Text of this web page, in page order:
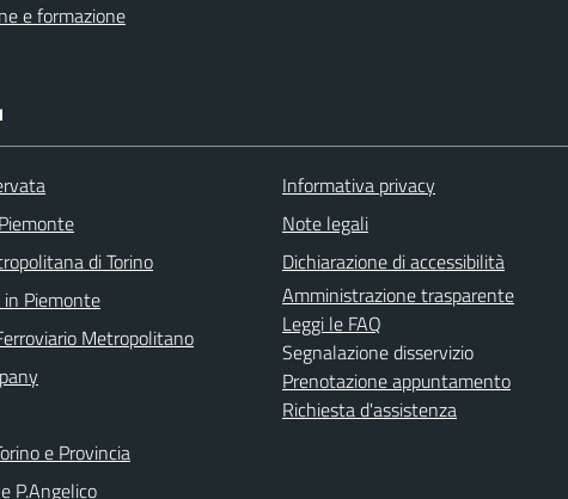
e formazione
di Torino
Piemonte
Metropolitano
e Provincia
P.Angelico
Informativa privacy
Note legali
Dichiarazione di accessibilità
Amministrazione trasparente
Leggi le FAQ
Segnalazione disservizio
Prenotazione appuntamento
Richiesta d'assistenza